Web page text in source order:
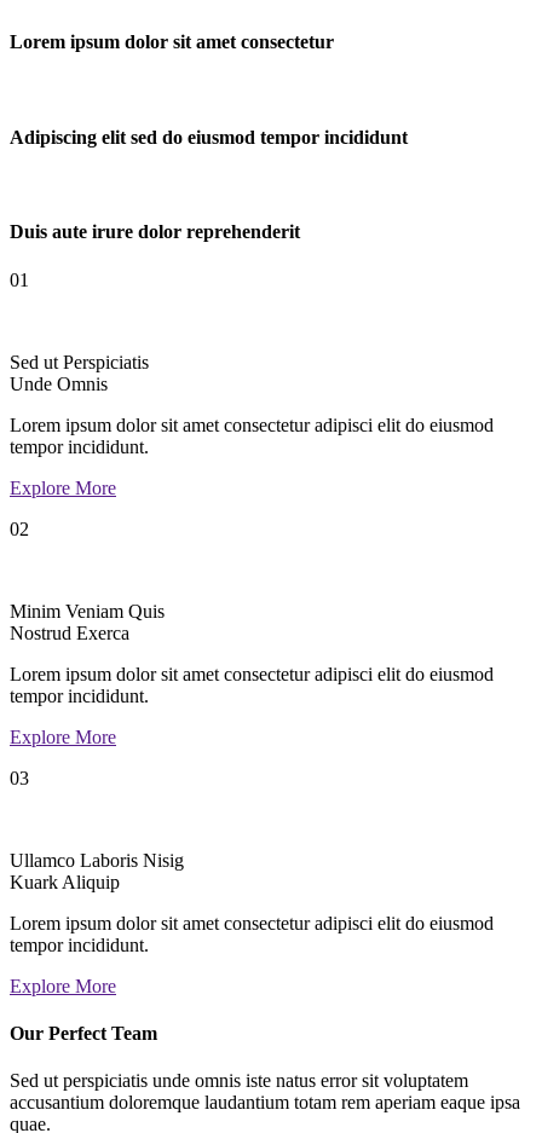
Lorem ipsum dolor sit amet consectetur
Adipiscing elit sed do eiusmod tempor incididunt
Duis aute irure dolor reprehenderit
01
Sed ut Perspiciatis
Unde Omnis
Lorem ipsum dolor sit amet consectetur adipisci elit do eiusmod
tempor incididunt.
Explore More
02
Minim Veniam Quis
Nostrud Exerca
Lorem ipsum dolor sit amet consectetur adipisci elit do eiusmod
tempor incididunt.
Explore More
03
Ullamco Laboris Nisig
Kuark Aliquip
Lorem ipsum dolor sit amet consectetur adipisci elit do eiusmod
tempor incididunt.
Explore More
Our Perfect Team
Sed ut perspiciatis unde omnis iste natus error sit voluptatem
accusantium doloremque laudantium totam rem aperiam eaque ipsa
quae.